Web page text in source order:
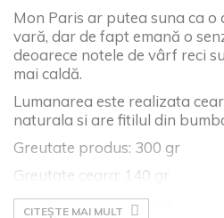
Mon Paris ar putea suna ca
vară, dar de fapt emană o
deoarece notele de vârf reci
mai caldă.
Lumanarea este realizata
naturala si are fitilul din
Greutate produs: 300 gr
Greutate ceara: 140 gr
Timp ardere: 28-30 ore
CITEȘTE MAI MULT